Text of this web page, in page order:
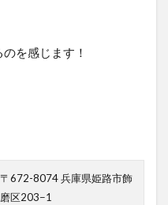
を感じます！
〒672-8074 兵庫県姫路市飾
磨区203−1